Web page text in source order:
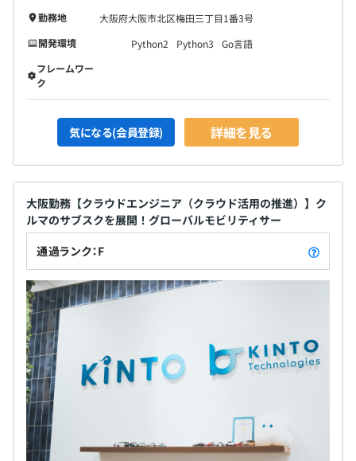
勤務地
大阪府大阪市北区梅田三丁目1番3号
開発環境
Python2 Python3
Go言語
フレームワー
ク
気になる(会員登録) 詳細を見る
大阪勤務【クラウドエンジニア（クラウド活用の推進）】ク
ルマのサブスクを展開！グローバルモビリティサー
通過ランク：F